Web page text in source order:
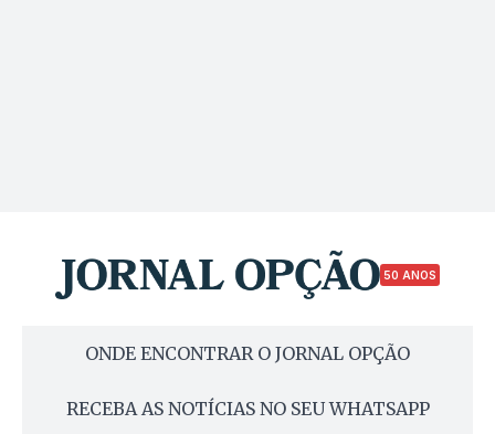
50 ANOS
ONDE ENCONTRAR O JORNAL OPÇÃO
RECEBA AS NOTÍCIAS NO SEU WHATSAPP